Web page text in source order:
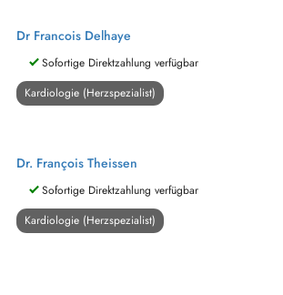
Dr Francois Delhaye
Sofortige Direktzahlung verfügbar
Kardiologie (Herzspezialist)
Dr. François Theissen
Sofortige Direktzahlung verfügbar
Kardiologie (Herzspezialist)